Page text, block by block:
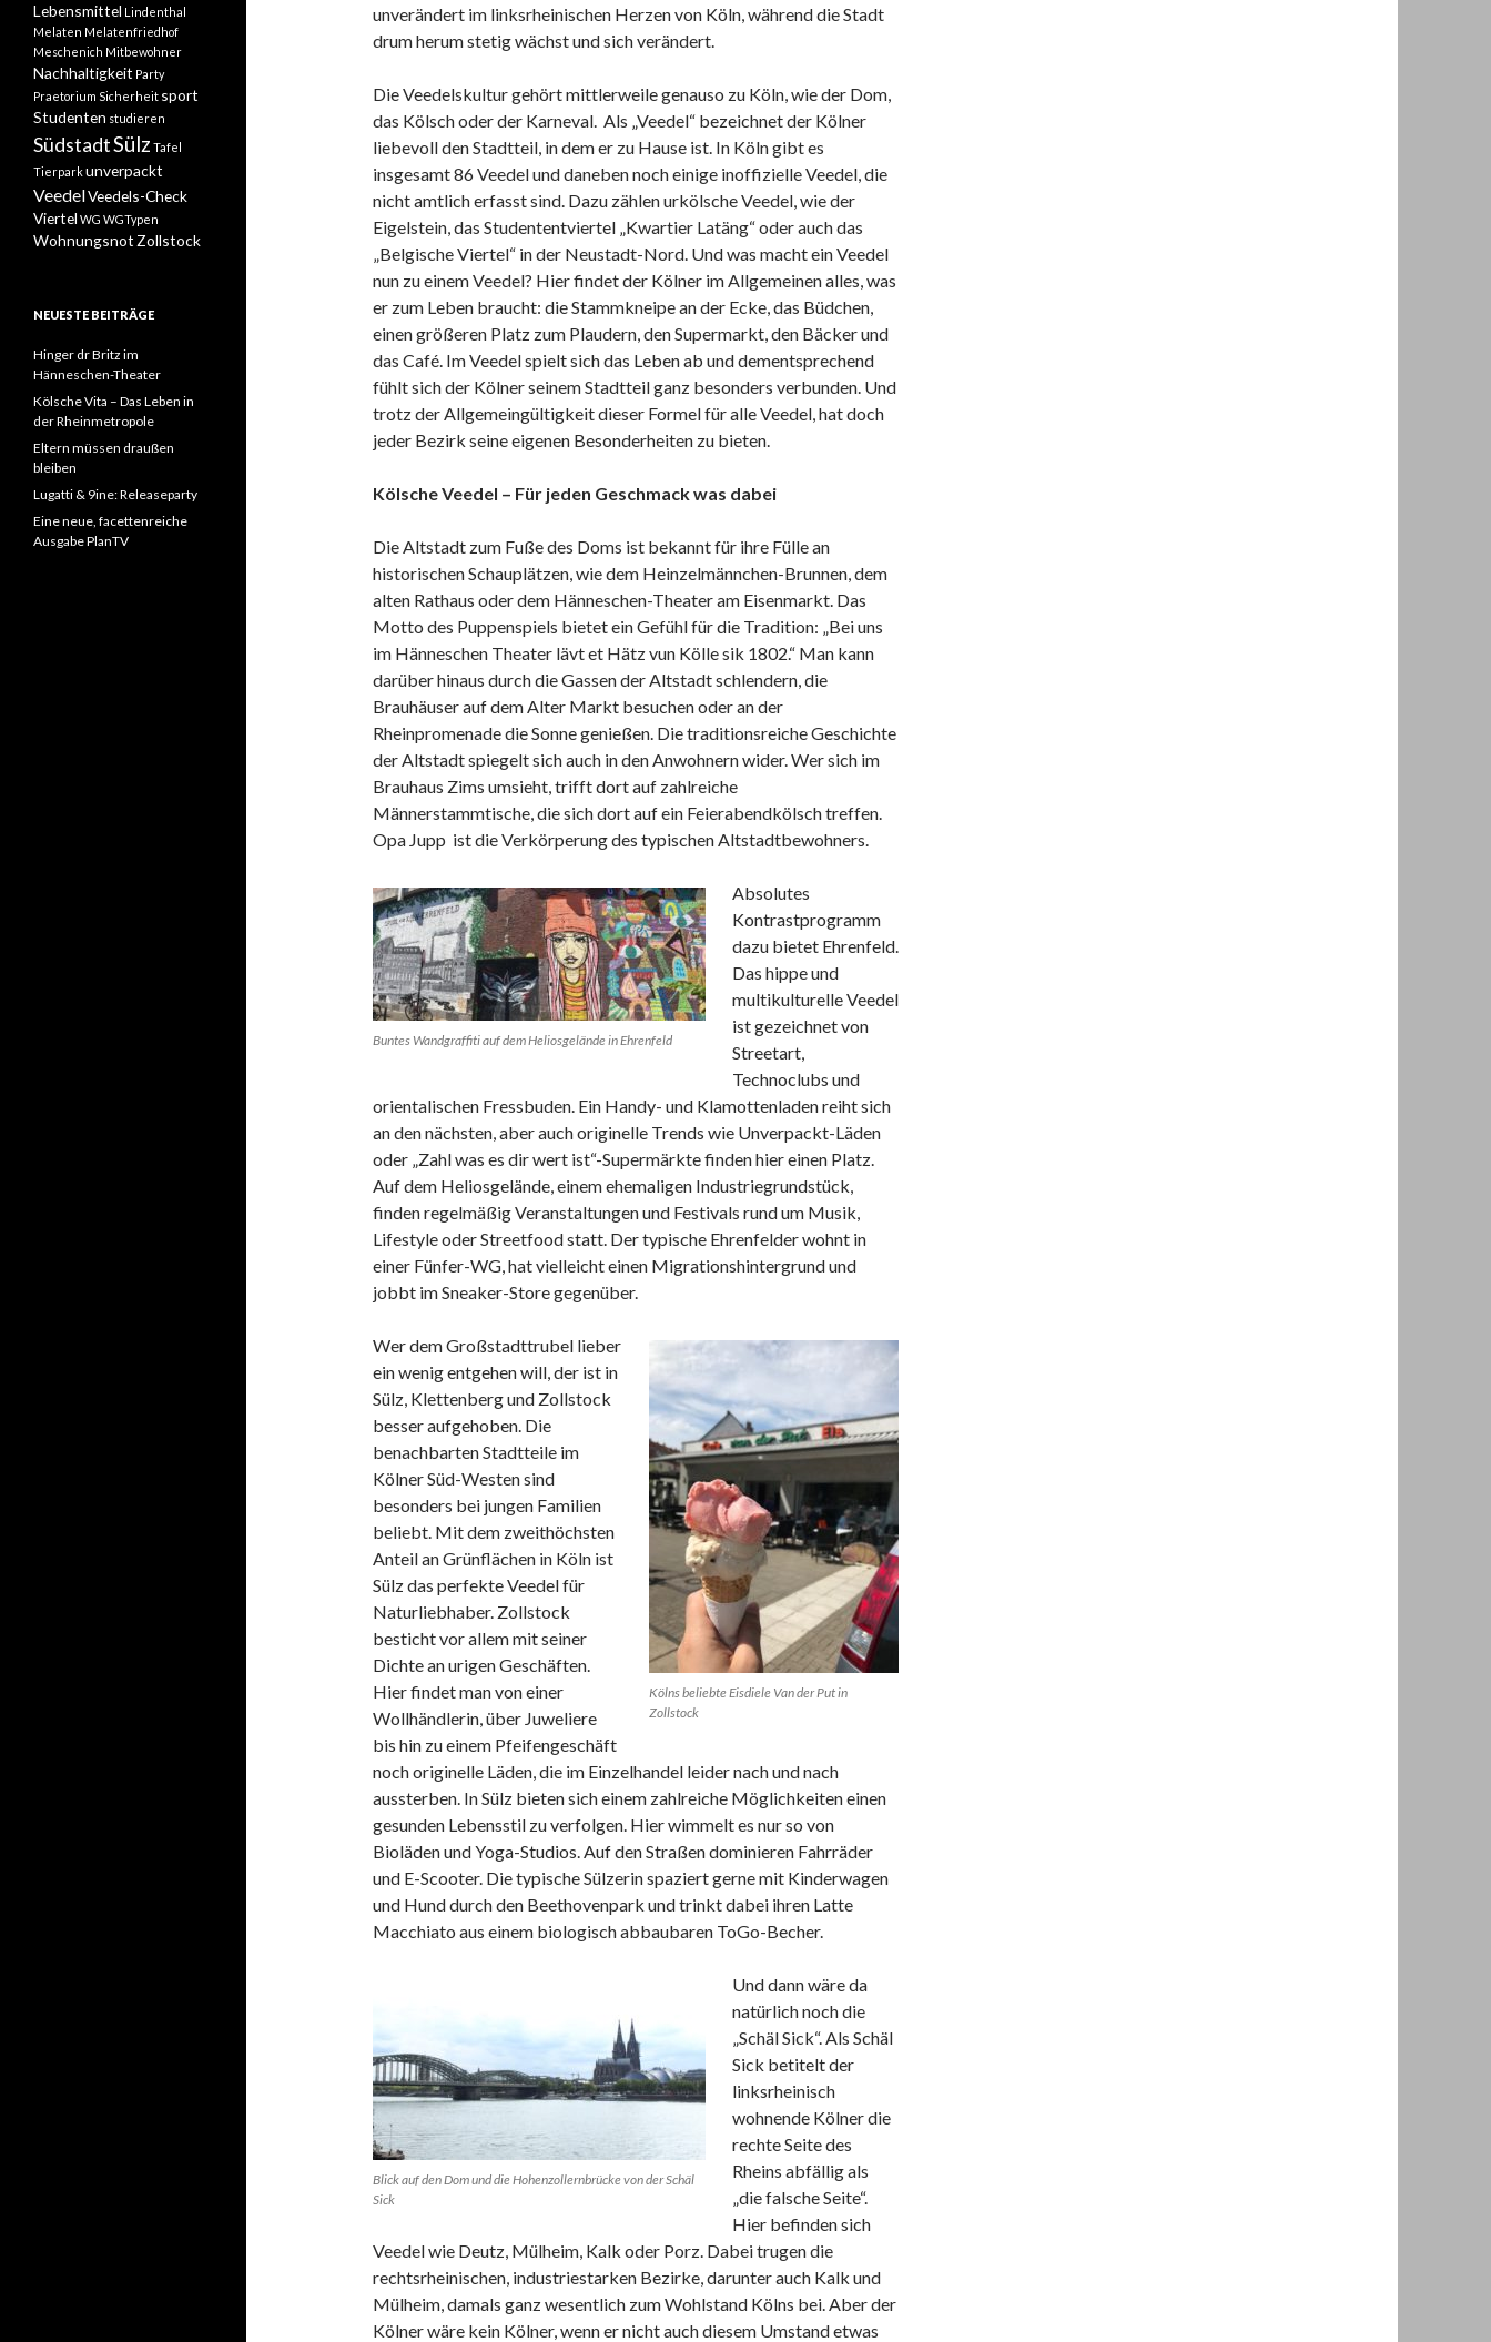
unverändert im linksrheinischen Herzen von Köln, während die Stadt
drum herum stetig wächst und sich verändert.
Die Veedelskultur gehört mittlerweile genauso zu Köln, wie der Dom,
das Kölsch oder der Karneval. Als „Veedel“ bezeichnet der Kölner
liebevoll den Stadtteil, in dem er zu Hause ist. In Köln gibt es
insgesamt 86 Veedel und daneben noch einige inoffizielle Veedel, die
nicht amtlich erfasst sind. Dazu zählen urkölsche Veedel, wie der
Eigelstein, das Studententviertel „Kwartier Latäng“ oder auch das
„Belgische Viertel“ in der Neustadt-Nord. Und was macht ein Veedel
nun zu einem Veedel? Hier findet der Kölner im Allgemeinen alles, was
er zum Leben braucht: die Stammkneipe an der Ecke, das Büdchen,
einen größeren Platz zum Plaudern, den Supermarkt, den Bäcker und
das Café. Im Veedel spielt sich das Leben ab und dementsprechend
fühlt sich der Kölner seinem Stadtteil ganz besonders verbunden. Und
trotz der Allgemeingültigkeit dieser Formel für alle Veedel, hat doch
jeder Bezirk seine eigenen Besonderheiten zu bieten.
Kölsche Veedel – Für jeden Geschmack was dabei
Die Altstadt zum Fuße des Doms ist bekannt für ihre Fülle an
historischen Schauplätzen, wie dem Heinzelmännchen-Brunnen, dem
alten Rathaus oder dem Hänneschen-Theater am Eisenmarkt. Das
Motto des Puppenspiels bietet ein Gefühl für die Tradition: „Bei uns
im Hänneschen Theater lävt et Hätz vun Kölle sik 1802.“ Man kann
darüber hinaus durch die Gassen der Altstadt schlendern, die
Brauhäuser auf dem Alter Markt besuchen oder an der
Rheinpromenade die Sonne genießen. Die traditionsreiche Geschichte
der Altstadt spiegelt sich auch in den Anwohnern wider. Wer sich im
Brauhaus Zims umsieht, trifft dort auf zahlreiche
Männerstammtische, die sich dort auf ein Feierabendkölsch treffen.
Opa Jupp ist die Verkörperung des typischen Altstadtbewohners.
Buntes Wandgraffiti auf dem Heliosgelände in Ehrenfeld
Absolutes
Kontrastprogramm
dazu bietet Ehrenfeld.
Das hippe und
multikulturelle Veedel
ist gezeichnet von
Streetart,
Technoclubs und
orientalischen Fressbuden. Ein Handy- und Klamottenladen reiht sich
an den nächsten, aber auch originelle Trends wie Unverpackt-Läden
oder „Zahl was es dir wert ist“-Supermärkte finden hier einen Platz.
Auf dem Heliosgelände, einem ehemaligen Industriegrundstück,
finden regelmäßig Veranstaltungen und Festivals rund um Musik,
Lifestyle oder Streetfood statt. Der typische Ehrenfelder wohnt in
einer Fünfer-WG, hat vielleicht einen Migrationshintergrund und
jobbt im Sneaker-Store gegenüber.
Kölns beliebte Eisdiele Van der Put in
Zollstock
Wer dem Großstadttrubel lieber
ein wenig entgehen will, der ist in
Sülz, Klettenberg und Zollstock
besser aufgehoben. Die
benachbarten Stadtteile im
Kölner Süd-Westen sind
besonders bei jungen Familien
beliebt. Mit dem zweithöchsten
Anteil an Grünflächen in Köln ist
Sülz das perfekte Veedel für
Naturliebhaber. Zollstock
besticht vor allem mit seiner
Dichte an urigen Geschäften.
Hier findet man von einer
Wollhändlerin, über Juweliere
bis hin zu einem Pfeifengeschäft
noch originelle Läden, die im Einzelhandel leider nach und nach
aussterben. In Sülz bieten sich einem zahlreiche Möglichkeiten einen
gesunden Lebensstil zu verfolgen. Hier wimmelt es nur so von
Bioläden und Yoga-Studios. Auf den Straßen dominieren Fahrräder
und E-Scooter. Die typische Sülzerin spaziert gerne mit Kinderwagen
und Hund durch den Beethovenpark und trinkt dabei ihren Latte
Macchiato aus einem biologisch abbaubaren ToGo-Becher.
Blick auf den Dom und die Hohenzollernbrücke von der Schäl
Sick
Und dann wäre da
natürlich noch die
„Schäl Sick“. Als Schäl
Sick betitelt der
linksrheinisch
wohnende Kölner die
rechte Seite des
Rheins abfällig als
„die falsche Seite“.
Hier befinden sich
Veedel wie Deutz, Mülheim, Kalk oder Porz. Dabei trugen die
rechtsrheinischen, industriestarken Bezirke, darunter auch Kalk und
Mülheim, damals ganz wesentlich zum Wohlstand Kölns bei. Aber der
Kölner wäre kein Kölner, wenn er nicht auch diesem Umstand etwas
Lebensmittel Lindenthal
Melaten Melatenfriedhof
Meschenich Mitbewohner
Nachhaltigkeit Party
Praetorium Sicherheit sport
Studenten studieren
SüdstadtSülz Tafel
Tierparkunverpackt
VeedelVeedels-Check
Viertel WG WGTypen
Wohnungsnot Zollstock
NEUESTE BEITRÄGE
Hinger dr Britz im
Hänneschen-Theater
Kölsche Vita – Das Leben in
der Rheinmetropole
Eltern müssen draußen
bleiben
Lugatti & 9ine: Releaseparty
Eine neue, facettenreiche
Ausgabe PlanTV